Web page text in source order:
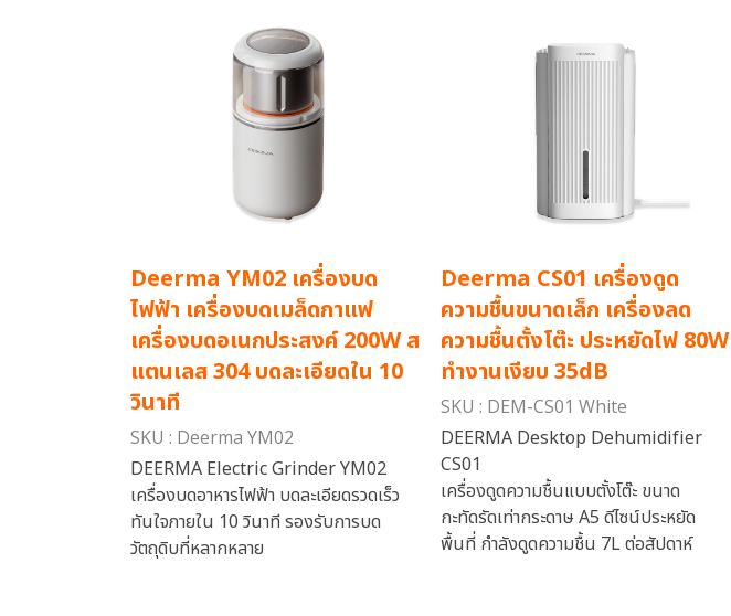
Deerma YM02 เครื่องบด
ไฟฟ้า เครื่องบดเมล็ดกาแฟ
เครื่องบดอเนกประสงค์ 200W ส
แตนเลส 304 บดละเอียดใน 10
วินาที
SKU : Deerma YM02
DEERMA Electric Grinder YM02
เครื่องบดอาหารไฟฟ้า บดละเอียดรวดเร็ว
ทันใจภายใน 10 วินาที รองรับการบด
วัตถุดิบที่หลากหลาย
Deerma CS01 เครื่องดูด
ความชื้นขนาดเล็ก เครื่องลด
ความชื้นตั้งโต๊ะ ประหยัดไฟ 80W
ทำงานเงียบ 35dB
SKU : DEM-CS01 White
DEERMA Desktop Dehumidifier
CS01
เครื่องดูดความชื้นแบบตั้งโต๊ะ ขนาด
กะทัดรัดเท่ากระดาษ A5 ดีไซน์ประหยัด
พื้นที่ กำลังดูดความชื้น 7L ต่อสัปดาห์